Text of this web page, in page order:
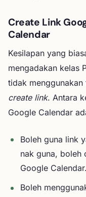
Create Link
Calendar
Kesilapan yang
mengadakan kelas
tidak
create link. Antara
Google Calendar
Boleh guna link
nak guna, boleh
Google Calendar.
Boleh